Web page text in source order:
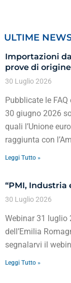
ULTIME
Importazioni
prove di
30 Luglio 2026
Pubblicate le FAQ
30 giugno 2026
quali l’Unione
raggiunta con
Leggi Tutto »
“PMI, Industria
30 Luglio 2026
Webinar 31 luglio
dell’Emilia
segnalarvi il
Leggi Tutto »